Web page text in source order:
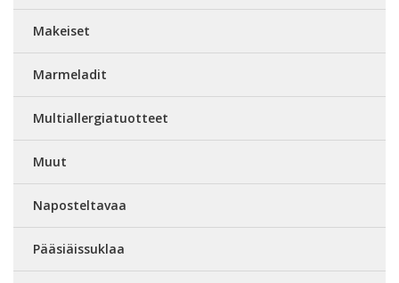
Makeiset
Marmeladit
Multiallergiatuotteet
Muut
Naposteltavaa
Pääsiäissuklaa